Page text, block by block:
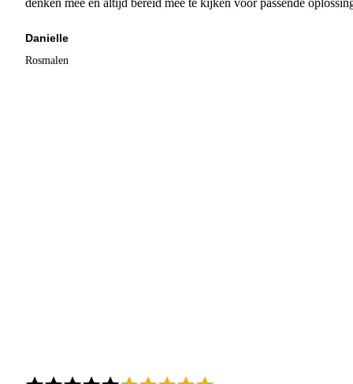
denken mee en altijd bereid mee te kijken voor passende
Danielle
Rosmalen